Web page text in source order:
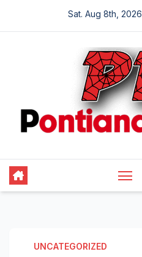
Sat. Aug 8th, 2026
UNCATEGORIZED